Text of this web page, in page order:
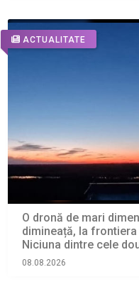
ACTUALITATE
O dronă de mari
dimineață, la
Niciuna dintre cele
08.08.2026